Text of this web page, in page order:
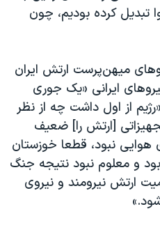
تبدیل کرده بودیم، چون
میهن‌پرست ارتش ایران
ایرانی «یک جوری
از اول داشت چه از نظر
[ارتش را] ضعیف
هوایی نبود، قطعا خوزستان
و معلوم نبود نتیجه جنگ
ارتش نیرومند و نیروی